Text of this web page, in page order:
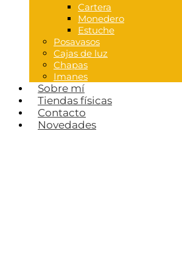
Cartera
Monedero
Estuche
Posavasos
Cajas de luz
Chapas
Imanes
Sobre mí
Tiendas físicas
Contacto
Novedades